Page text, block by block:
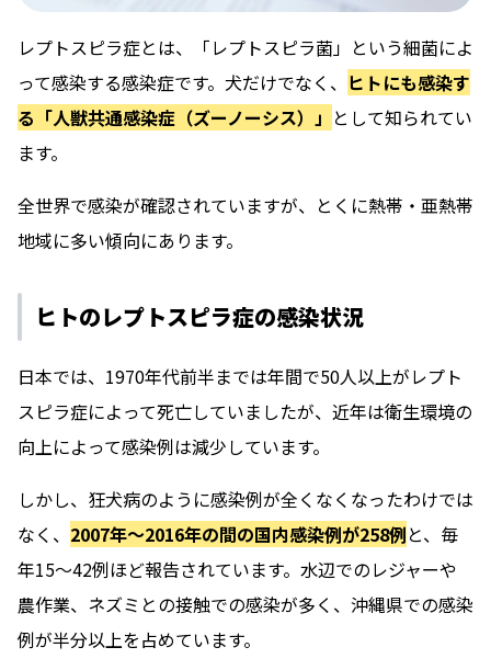
レプトスピラ症とは、「レプトスピラ菌」という細菌によ
って感染する感染症です。犬だけでなく、 ヒトにも感染す
る「人獣共通感染症（ズーノーシス）」 として知られてい
ます。
全世界で感染が確認されていますが、とくに熱帯・亜熱帯
地域に多い傾向にあります。
ヒトのレプトスピラ症の感染状況
日本では、1970年代前半までは年間で50人以上がレプト
スピラ症によって死亡していましたが、近年は衛生環境の
向上によって感染例は減少しています。
しかし、狂犬病のように感染例が全くなくなったわけでは
なく、 2007年～2016年の間の国内感染例が258例と、毎
年15～42例ほど報告されています。水辺でのレジャーや
農作業、ネズミとの接触での感染が多く、沖縄県での感染
例が半分以上を占めています。